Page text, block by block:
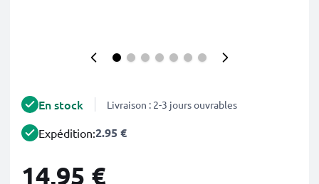
En stock Livraison : 2-3 jours ouvrables
Expédition:2.95 €
14,95 €